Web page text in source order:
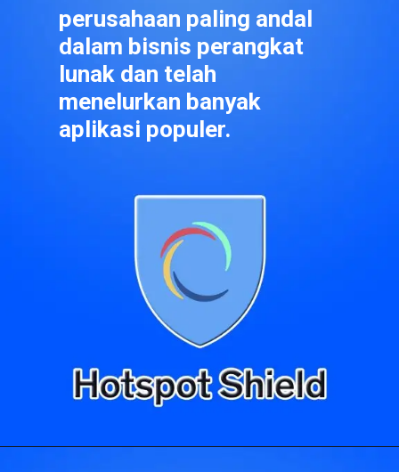
perusahaan paling andal
dalam bisnis perangkat
lunak dan telah
menelurkan banyak
aplikasi populer.